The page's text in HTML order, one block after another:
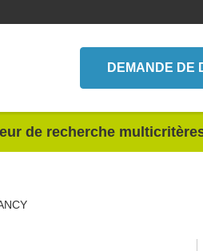
DEMANDE DE
de recherche